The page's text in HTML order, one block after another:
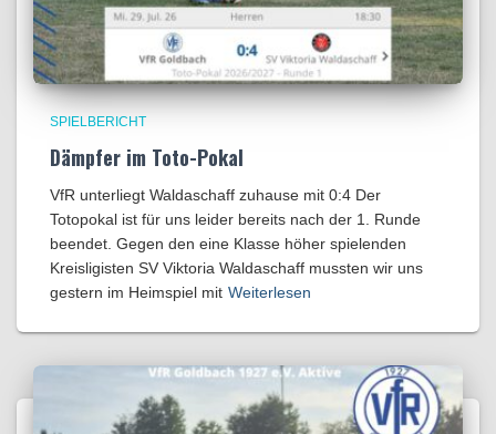
SPIELBERICHT
Dämpfer im Toto-Pokal
VfR unterliegt Waldaschaff zuhause mit 0:4​ Der
Totopokal ist für uns leider bereits nach der 1. Runde
beendet. Gegen den eine Klasse höher spielenden
Kreisligisten SV Viktoria Waldaschaff mussten wir uns
gestern im Heimspiel mit Weiterlesen